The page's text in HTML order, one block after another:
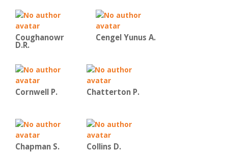
Coughanowr
D.R.
Cengel Yunus A.
Cornwell P. Chatterton P.
Chapman S. Collins D.